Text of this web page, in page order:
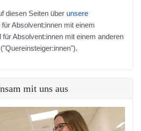
diesen Seiten über unsere
für Absolvent:innen mit einem
für Absolvent:innen mit einem anderen
mit uns aus